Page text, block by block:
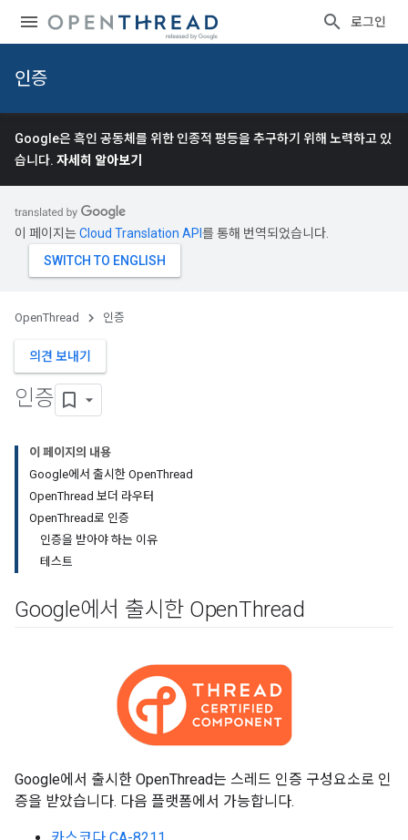
로그인
인증
Google은 흑인 공동체를 위한 인종적 평등을 추구하기 위해 노력하고 있
습니다. 자세히 알아보기
이 페이지는Cloud Translation API 를 통해 번역되었습니다.
OpenThread 인증
의견 보내기
인증
이 페이지의 내용
Google에서 출시한 OpenThread
OpenThread 보더 라우터
OpenThread로 인증
인증을 받아야 하는 이유
테스트
Google에서 출시한 OpenThread
Google에서 출시한 OpenThread는 스레드 인증 구성요소로 인
증을 받았습니다. 다음 플랫폼에서 가능합니다.